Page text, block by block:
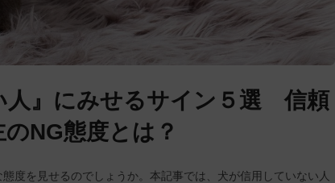
人』にみせるサイン５選 信頼
NG態度とは？
度を見せるのでしょうか。本記事では、犬が信用していない人